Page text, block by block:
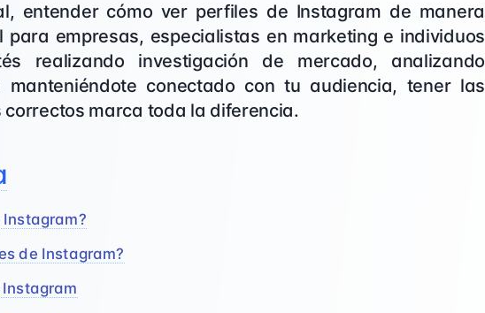
entender cómo ver perfiles de Instagram de manera
empresas, especialistas en marketing e individuos
realizando investigación de mercado, analizando
manteniéndote conectado con tu audiencia, tener las
marca toda la diferencia.
Instagram?
de Instagram?